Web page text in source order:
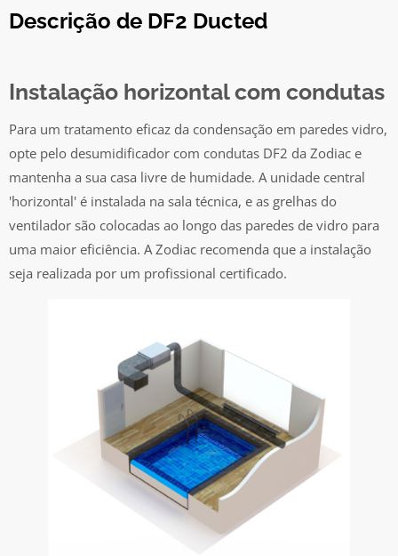
Descrição de DF2 Ducted
Instalação horizontal com condutas
Para um tratamento eficaz da condensação em paredes vidro,
opte pelo desumidificador com condutas DF2 da Zodiac e
mantenha a sua casa livre de humidade. A unidade central
'horizontal' é instalada na sala técnica, e as grelhas do
ventilador são colocadas ao longo das paredes de vidro para
uma maior eficiência. A Zodiac recomenda que a instalação
seja realizada por um profissional certificado.